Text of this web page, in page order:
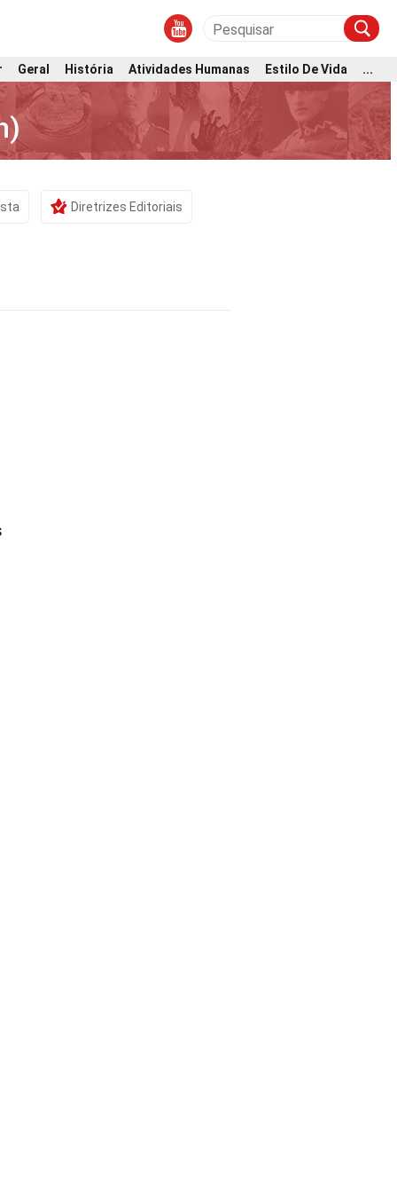
Geral História Atividades Humanas Estilo De Vida ...
Diretrizes Editoriais